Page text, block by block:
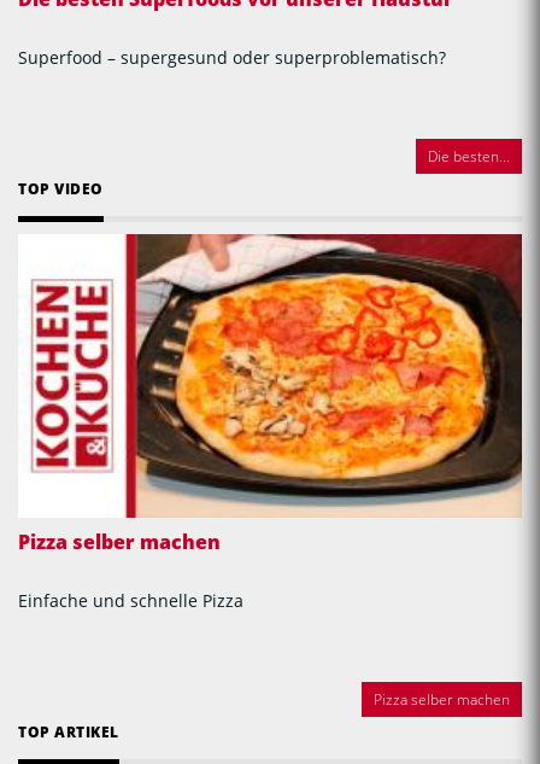
Superfood – supergesund oder superproblematisch?
Die besten...
TOP VIDEO
Pizza selber machen
Einfache und schnelle Pizza
Pizza selber machen
TOP ARTIKEL